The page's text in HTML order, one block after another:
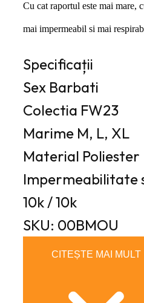
Cu cat raportul este mai mare,
mai impermeabil si mai
Specificații
Sex Barbati
Colectia FW23
Marime M, L, XL
Material Poliester
Impermeabilitate
10k / 10k
SKU: 00BMOU